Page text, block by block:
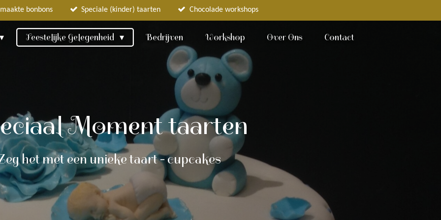
bonbons Speciale (kinder) taarten Chocolade workshops
Feestelijke Gelegenheid Bedrijven Workshop Over Ons Contact
Moment taarten
het met een unieke taart - cupcakes